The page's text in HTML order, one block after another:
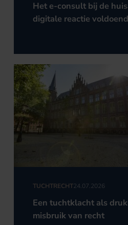
Het e-consult bij de
digitale reactie
TUCHTRECHT24.07.2026
Een tuchtklacht als
misbruik van recht